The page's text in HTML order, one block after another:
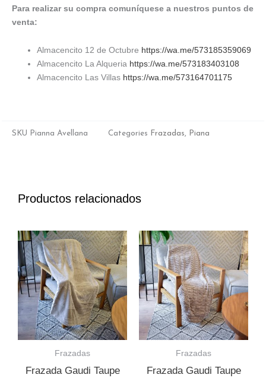
Para realizar su compra comuníquese a nuestros puntos de
venta:
Almacencito 12 de Octubre https://wa.me/573185359069
Almacencito La Alqueria https://wa.me/573183403108
Almacencito Las Villas https://wa.me/573164701175
SKU Pianna Avellana Categories Frazadas, Piana
Productos relacionados
Frazadas
Frazada Gaudi Taupe
Frazadas
Frazada Gaudi Taupe